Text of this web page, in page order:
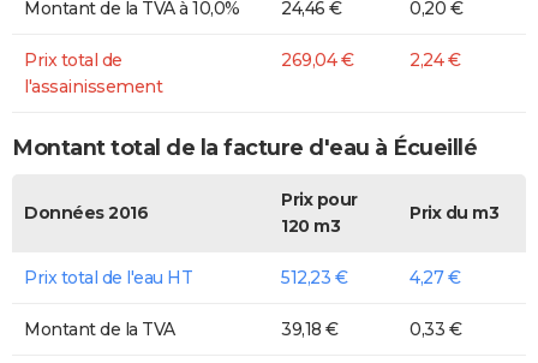
Montant de la TVA à 10,0% 24,46 € 0,20 €
Prix total de
l'assainissement
269,04 € 2,24 €
Montant total de la facture d'eau à Écueillé
Données 2016
Prix pour
120 m3
Prix du m3
Prix total de l'eau HT 512,23 € 4,27 €
Montant de la TVA 39,18 € 0,33 €